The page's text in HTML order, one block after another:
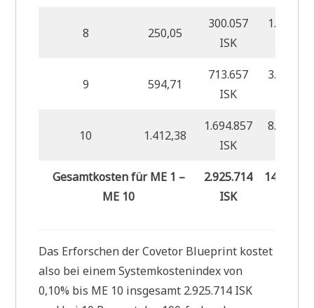
8 250,05
300.057
ISK
9 594,71
713.657
ISK
10 1.412,38
1.694.857
ISK
Gesamtkosten für ME 1 –
ME 10
2.925.714
ISK
Das Erforschen der Covetor Blueprint kostet
also bei einem Systemkostenindex von
0,10% bis ME 10 insgesamt 2.925.714 ISK